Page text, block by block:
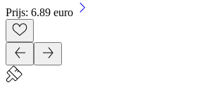
Prijs: 6.89 euro